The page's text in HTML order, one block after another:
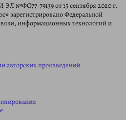
№ФС77-79139 от 15 сентября 2020 г.
зарегистрировано Федеральной
информационных технологий и
авторских произведений